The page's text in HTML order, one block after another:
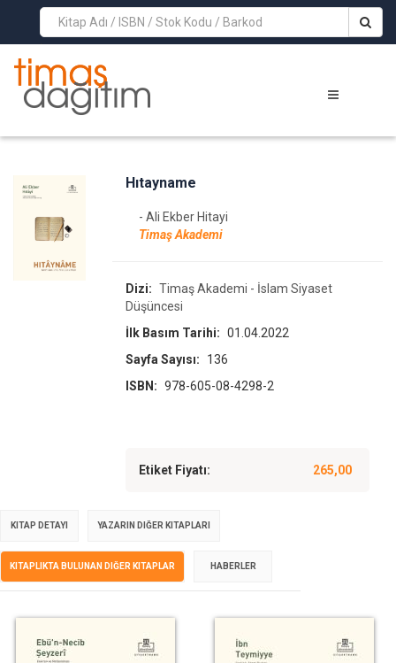
>
Hıtayname
- Ali Ekber Hitayi
Timaş Akademi
Dizi: Timaş Akademi - İslam Siyaset
Düşüncesi
İlk Basım Tarihi: 01.04.2022
Sayfa Sayısı:
136
ISBN: 978-605-08-4298-2
Etiket Fiyatı: 265,00
KITAP DETAYI YAZARIN DIĞER KITAPLARI
KITAPLIKTA BULUNAN DIĞER KITAPLAR HABERLER